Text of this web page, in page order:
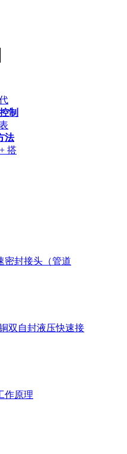
制
法
搭
密封接头（管道
双自封液压快速接
作原理